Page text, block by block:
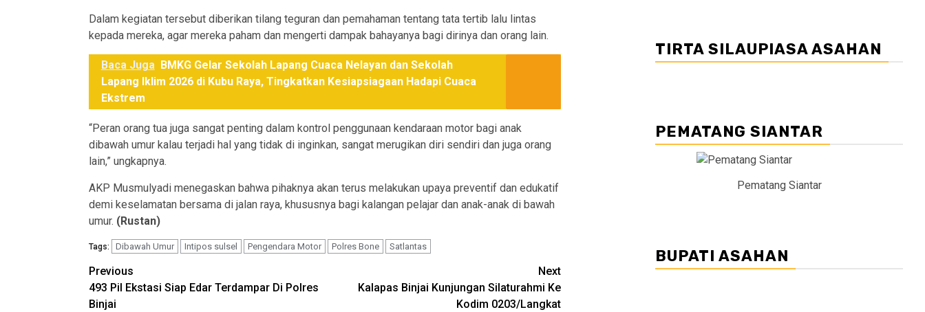
Dalam kegiatan tersebut diberikan tilang teguran dan pemahaman tentang tata tertib lalu lintas
kepada mereka, agar mereka paham dan mengerti dampak bahayanya bagi dirinya dan orang lain.
Baca Juga BMKG Gelar Sekolah Lapang Cuaca Nelayan dan Sekolah
Lapang Iklim 2026 di Kubu Raya, Tingkatkan Kesiapsiagaan Hadapi Cuaca
Ekstrem
“Peran orang tua juga sangat penting dalam kontrol penggunaan kendaraan motor bagi anak
dibawah umur kalau terjadi hal yang tidak di inginkan, sangat merugikan diri sendiri dan juga orang
lain,” ungkapnya.
AKP Musmulyadi menegaskan bahwa pihaknya akan terus melakukan upaya preventif dan edukatif
demi keselamatan bersama di jalan raya, khususnya bagi kalangan pelajar dan anak-anak di bawah
umur. (Rustan)
Tags: Dibawah Umur Intipos sulsel Pengendara Motor Polres Bone Satlantas
Post
navigation
Previous
493 Pil Ekstasi Siap Edar Terdampar Di Polres
Binjai
Next
Kalapas Binjai Kunjungan Silaturahmi Ke
Kodim 0203/Langkat
TIRTA SILAUPIASA ASAHAN
PEMATANG SIANTAR
Pematang Siantar
BUPATI ASAHAN